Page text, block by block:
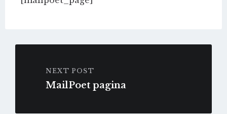
NEXT POST
MailPoet pagina